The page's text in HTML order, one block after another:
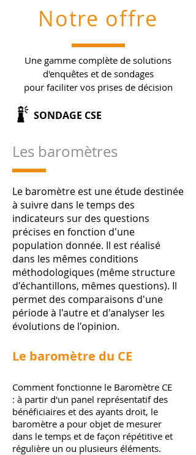
SONDAGE CSE
Notre offre
Une gamme complète de solutions
d'enquêtes et de sondages
pour faciliter vos prises de décision
Les baromètres
Le baromètre est une étude destinée
à suivre dans le temps des
indicateurs sur des questions
précises en fonction d'une
population donnée. Il est réalisé
dans les mêmes conditions
méthodologiques (même structure
d'échantillons, mêmes questions). Il
permet des comparaisons d'une
période à l'autre et d'analyser les
évolutions de l'opinion.
Le baromètre du CE
Comment fonctionne le Baromètre CE
: à partir d'un panel représentatif des
bénéficiaires et des ayants droit, le
baromètre a pour objet de mesurer
dans le temps et de façon répétitive et
régulière un ou plusieurs éléments.